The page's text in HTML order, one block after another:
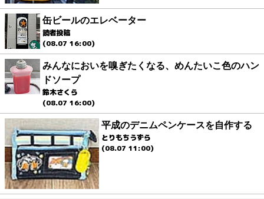
缶ビールのエレベーター
読者投稿
(08.07 16:00)
みんなにおいを嗅ぎたくなる、めんたいこ色のハン
ドソープ
鈴木さくら
(08.07 16:00)
平成のデニムペンケースを自作する
とりもちうずら
(08.07 11:00)